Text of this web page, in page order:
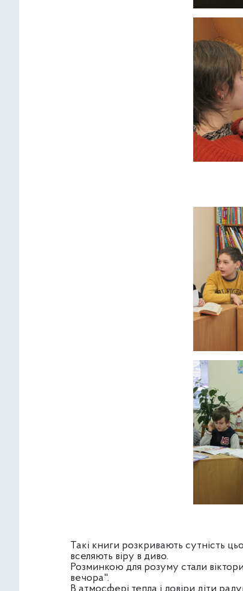
Такі книги розкривають сутність
вселяють віру в диво.
Розминкою для розуму стали
вечора".